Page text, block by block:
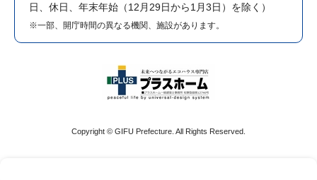
日、休日、年末年始（12月29日から1月3日）を除く）
※一部、開庁時間の異なる機関、施設があります。
Copyright © GIFU Prefecture. All Rights Reserved.